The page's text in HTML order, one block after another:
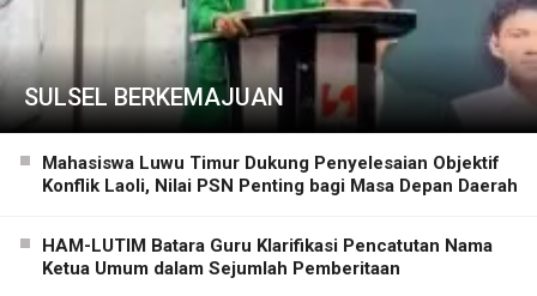
SULSEL BERKEMAJUAN
Mahasiswa Luwu Timur Dukung Penyelesaian Objektif
Konflik Laoli, Nilai PSN Penting bagi Masa Depan Daerah
HAM-LUTIM Batara Guru Klarifikasi Pencatutan Nama
Ketua Umum dalam Sejumlah Pemberitaan